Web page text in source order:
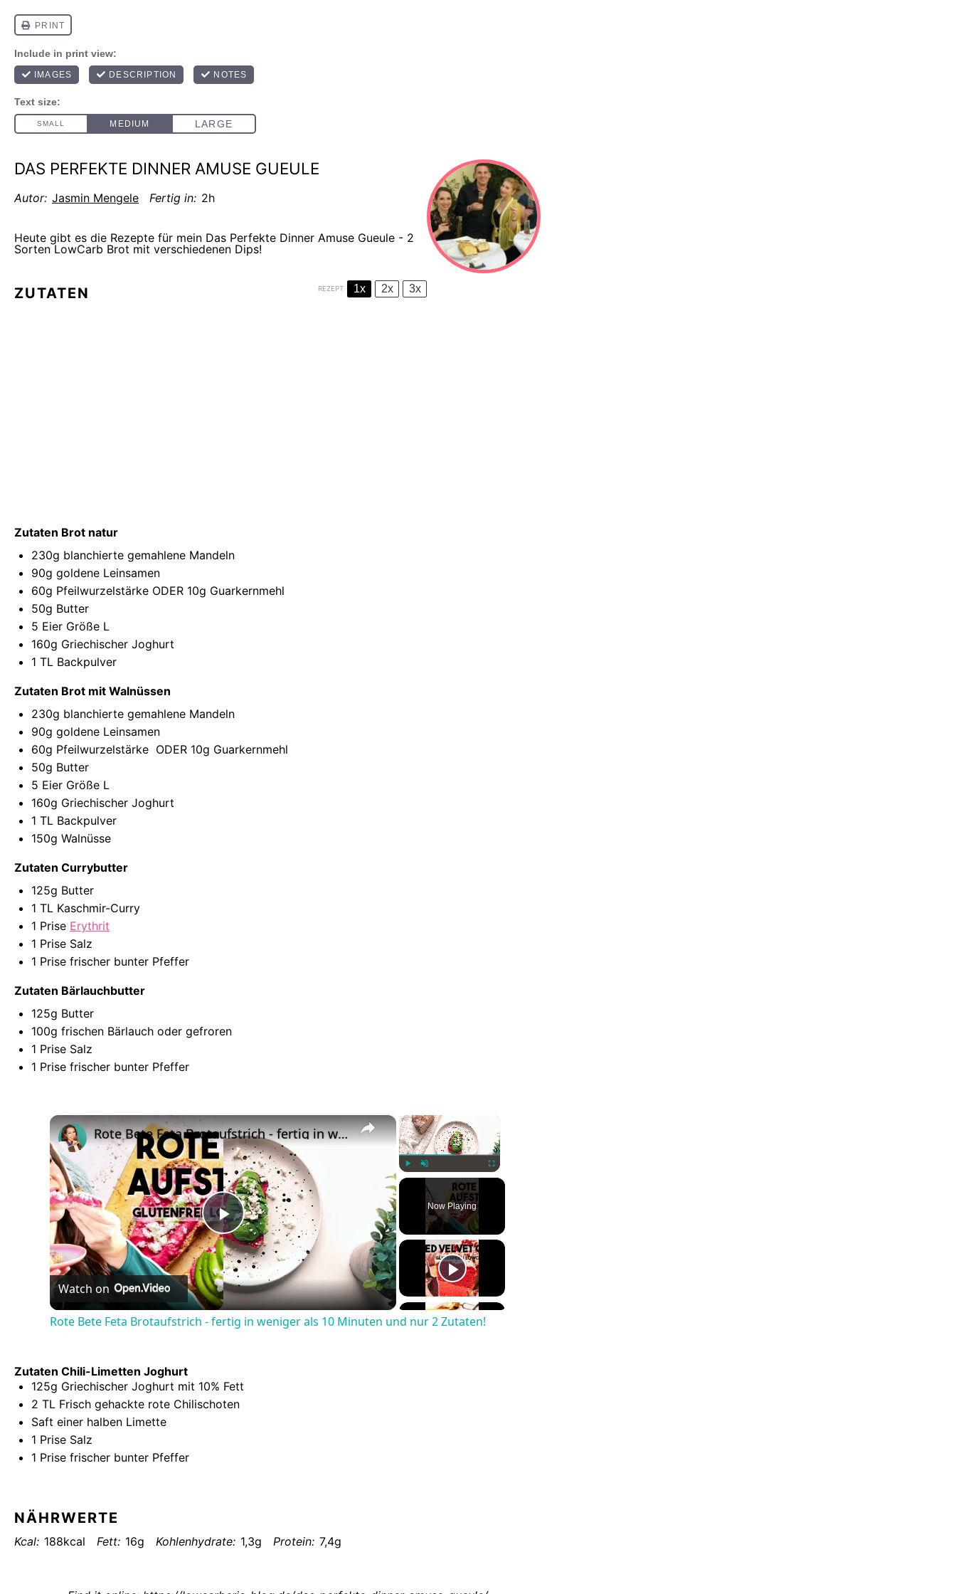
DAS PERFEKTE DINNER AMUSE GUEULE
Autor: Jasmin Mengele Fertig in: 2h
Heute gibt es die Rezepte für mein Das Perfekte Dinner Amuse Gueule - 2
Sorten LowCarb Brot mit verschiedenen Dips!
ZUTATEN REZEPT 1x 2x 3x
Zutaten Brot natur
230g blanchierte gemahlene Mandeln
90g goldene Leinsamen
60g Pfeilwurzelstärke ODER 10g Guarkernmehl
50g Butter
5 Eier Größe L
160g Griechischer Joghurt
1 TL Backpulver
Zutaten Brot mit Walnüssen
230g blanchierte gemahlene Mandeln
90g goldene Leinsamen
60g Pfeilwurzelstärke ODER 10g Guarkernmehl
50g Butter
5 Eier Größe L
160g Griechischer Joghurt
1 TL Backpulver
150g Walnüsse
Zutaten Currybutter
125g Butter
1 TL Kaschmir-Curry
1 Prise Erythrit
1 Prise Salz
1 Prise frischer bunter Pfeffer
Zutaten Bärlauchbutter
125g Butter
100g frischen Bärlauch oder gefroren
1 Prise Salz
1 Prise frischer bunter Pfeffer
Play Unmute Fullscreen
Now Playing
×
Play
Video
Rote Bete Feta Brotaufstrich - fertig in weniger als 10 Minuten und nur 2 Zutaten!
Watch on
Rote Bete Feta Brotaufstrich - fertig in weniger als 10 Minuten und nur 2 Zutaten!
Zutaten Chili-Limetten Joghurt
125g Griechischer Joghurt mit 10% Fett
2 TL Frisch gehackte rote Chilischoten
Saft einer halben Limette
1 Prise Salz
1 Prise frischer bunter Pfeffer
NÄHRWERTE
Kcal: 188kcal Fett: 16g Kohlenhydrate: 1,3g Protein: 7,4g